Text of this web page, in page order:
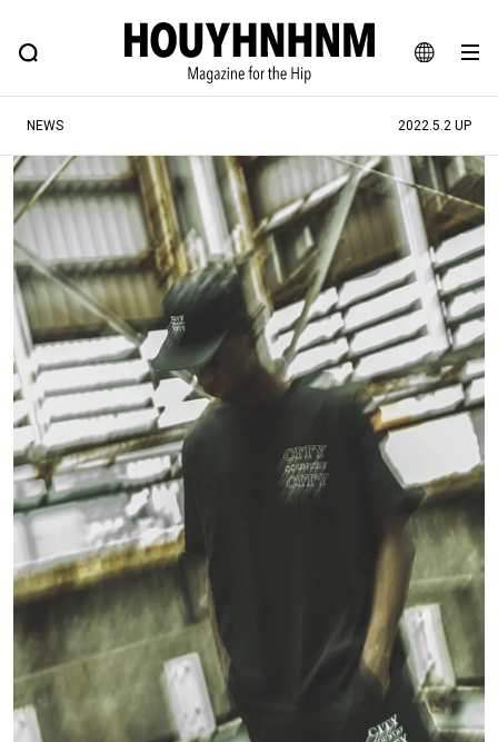
JA
EN
FEATURE BLOG SNAP
ヒップなファッション、カルチャー、ライフスタイルWEBマガジン
#注目のタグ
#SHOPPING ADDICT #憧れの逸品
#ESSENTIAL DESIGNS #古着サミット
#NEW VINTAGE #マイナーグッド図鑑
#路地裏てぃーん。 #MONTHLY JOURNAL
#GH 銘品の所以 #フイナムのYouTube
#Commune H #FOCUS IT
#ととけん #FASHION #MUSIC #MOVIE
#LIFESTYLE #SNEAKER #OUTDOOR
#SPORTS #HANDSOME HANDBOOK
NEWS 2022.5.2 UP